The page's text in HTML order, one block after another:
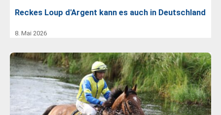
Reckes Loup d'Argent kann es auch in Deutschland
8. Mai 2026